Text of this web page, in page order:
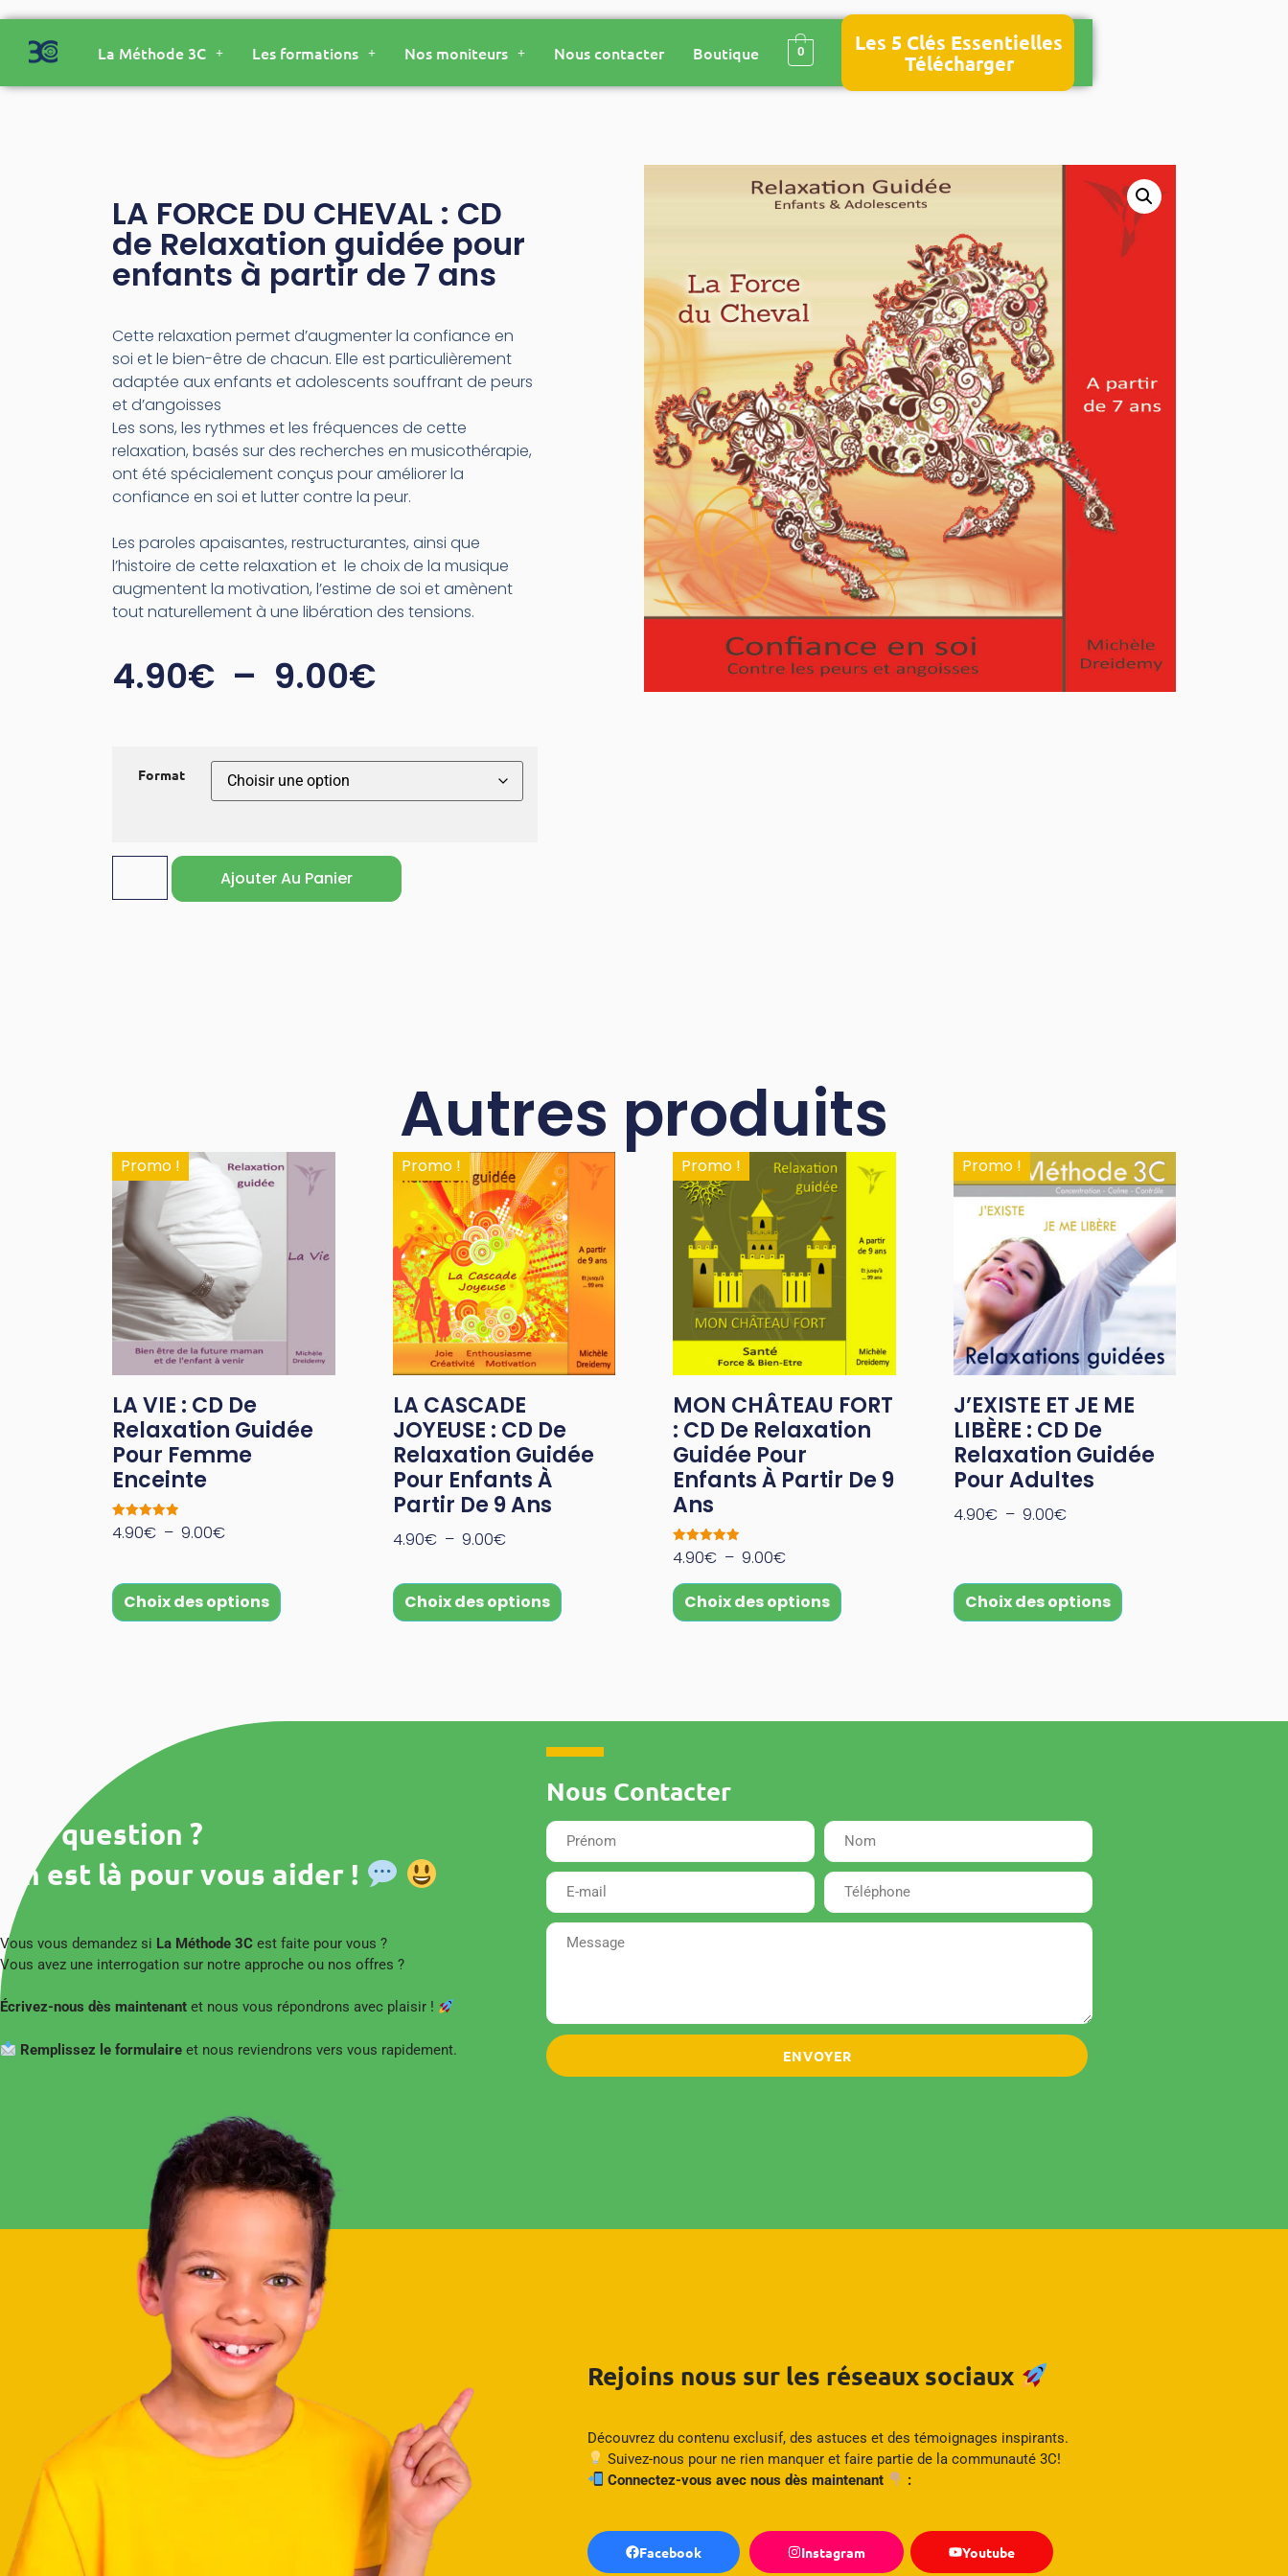
La Méthode 3C Les formations Nos moniteurs Nous contacter Boutique 0
Les 5 Clés Essentielles
Télécharger
LA FORCE DU CHEVAL : CD
de Relaxation guidée pour
enfants à partir de 7 ans
Cette relaxation permet d’augmenter la confiance en
soi et le bien-être de chacun. Elle est particulièrement
adaptée aux enfants et adolescents souffrant de peurs
et d’angoisses
Les sons, les rythmes et les fréquences de cette
relaxation, basés sur des recherches en musicothérapie,
ont été spécialement conçus pour améliorer la
confiance en soi et lutter contre la peur.
Les paroles apaisantes, restructurantes, ainsi que
l’histoire de cette relaxation et le choix de la musique
augmentent la motivation, l’estime de soi et amènent
tout naturellement à une libération des tensions.
4.90€ – 9.00€
Format
Ajouter Au Panier
Autres produits
Promo !
LA VIE : CD De
Relaxation Guidée
Pour Femme
Enceinte
Note
5.00
4.90€ – 9.00€
Choix des options
Promo !
LA CASCADE
JOYEUSE : CD De
Relaxation Guidée
Pour Enfants À
Partir De 9 Ans
4.90€ – 9.00€
Choix des options
Promo !
MON CHÂTEAU FORT
: CD De Relaxation
Guidée Pour
Enfants À Partir De 9
Ans
Note
5.00
4.90€ – 9.00€
Choix des options
Promo !
J’EXISTE ET JE ME
LIBÈRE : CD De
Relaxation Guidée
Pour Adultes
4.90€ – 9.00€
Choix des options
Une question ?
On est là pour vous aider !
Vous vous demandez si La Méthode 3C est faite pour vous ?
Vous avez une interrogation sur notre approche ou nos offres ?
Écrivez-nous dès maintenant et nous vous répondrons avec plaisir !
Remplissez le formulaireet nous reviendrons vers vous rapidement.
Nous Contacter
ENVOYER
Rejoins nous sur les réseaux sociaux
Découvrez du contenu exclusif, des astuces et des témoignages inspirants.
Suivez-nous pour ne rien manquer et faire partie de la communauté 3C!
Connectez-vous avec nous dès maintenant
:
Facebook Instagram Youtube